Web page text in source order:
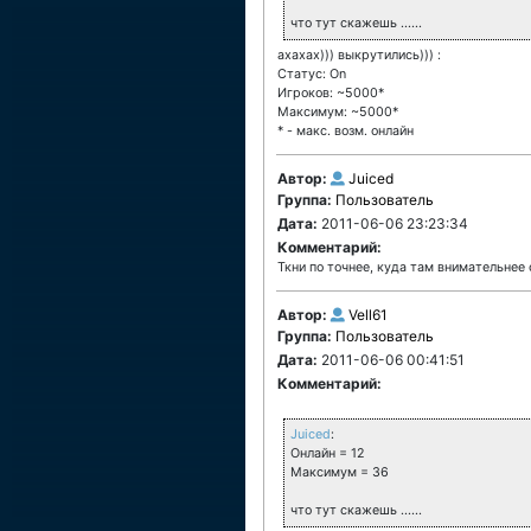
что тут скажешь ......
ахахах))) выкрутились))) :
Статус: On
Игроков: ~5000*
Максимум: ~5000*
* - макс. возм. онлайн
Автор:
Juiced
Группа: Пользователь
Дата: 2011-06-06 23:23:34
Комментарий:
Ткни по точнее, куда там внимательнее
Автор:
Vell61
Группа: Пользователь
Дата: 2011-06-06 00:41:51
Комментарий:
Juiced:
Онлайн = 12
Максимум = 36
что тут скажешь ......